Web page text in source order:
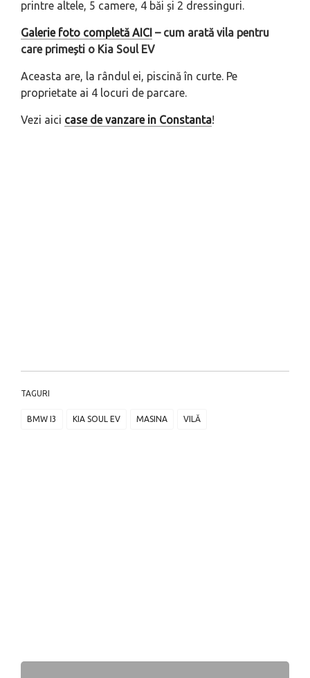
printre altele, 5 camere, 4 băi și 2 dressinguri.
Galerie foto completă AICI – cum arată vila pentru
care primești o Kia Soul EV
Aceasta are, la rândul ei, piscină în curte. Pe
proprietate ai 4 locuri de parcare.
Vezi aici case de vanzare in Constanta!
TAGURI
BMW I3 KIA SOUL EV MASINA VILĂ